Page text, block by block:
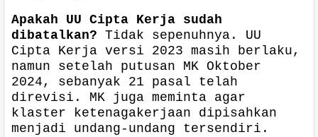
Apakah UU Cipta Kerja sudah
dibatalkan? Tidak sepenuhnya. UU
Cipta Kerja versi 2023 masih berlaku,
namun setelah putusan MK Oktober
2024, sebanyak 21 pasal telah
direvisi. MK juga meminta agar
klaster ketenagakerjaan dipisahkan
menjadi undang-undang tersendiri.